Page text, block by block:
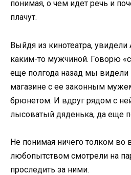
понимая, о чем идет речь и
плачут.
Выйдя из кинотеатра,
каким-то мужчиной. Говорю
еще полгода назад мы видели
магазине с ее законным
брюнетом. И вдруг рядом с
лысоватый дяденька, да еще
Не понимая ничего толком во
любопытством смотрели на
проследить за ними.